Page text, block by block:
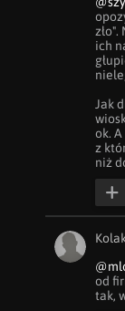
ich
Jak
ok.
z
niż
od
tak,